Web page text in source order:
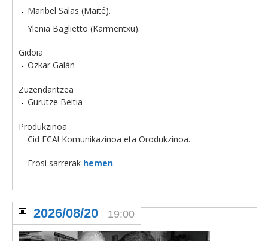
Maribel Salas (Maité).
Ylenia Baglietto (Karmentxu).
Gidoia
Ozkar Galán
Zuzendaritzea
Gurutze Beitia
Produkzinoa
Cid FCA! Komunikazinoa eta Orodukzinoa.
Erosi sarrerak hemen.
2026/08/20 19:00